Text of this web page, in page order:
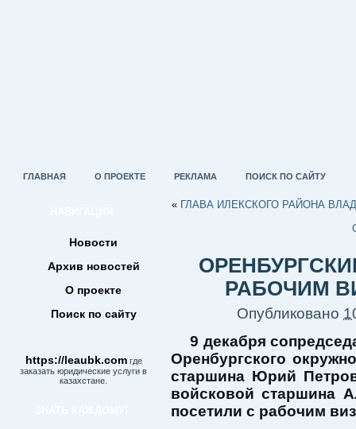
ГЛАВНАЯ О ПРОЕКТЕ РЕКЛАМА ПОИСК ПО САЙТУ
Новости
Архив новостей
О проекте
Поиск по сайту
https://leaubk.comгде
заказать юридические услуги в
казахстане.
« ГЛАВА ИЛЕКСКОГО РАЙОНА
РАБОЧИМ
Опубликовано
9 декабря
Оренбургского
старшина Юрий
войсковой старшина
посетили с рабочим